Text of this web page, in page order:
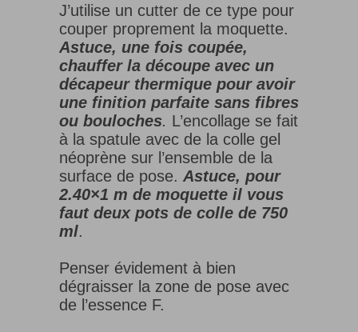
J’utilise un cutter de ce type pour
couper proprement la moquette.
Astuce, une fois coupée,
chauffer la découpe avec un
décapeur thermique pour avoir
une finition parfaite sans fibres
ou bouloches. L’encollage se fait
à la spatule avec de la colle gel
néoprène sur l’ensemble de la
surface de pose. Astuce, pour
2.40×1 m de moquette il vous
faut deux pots de colle de 750
ml.
Penser évidement à bien
dégraisser la zone de pose avec
de l’essence F.